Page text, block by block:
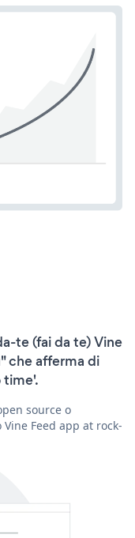
te (fai da te) Vine
che afferma di
time'.
source o
Feed app at rock-